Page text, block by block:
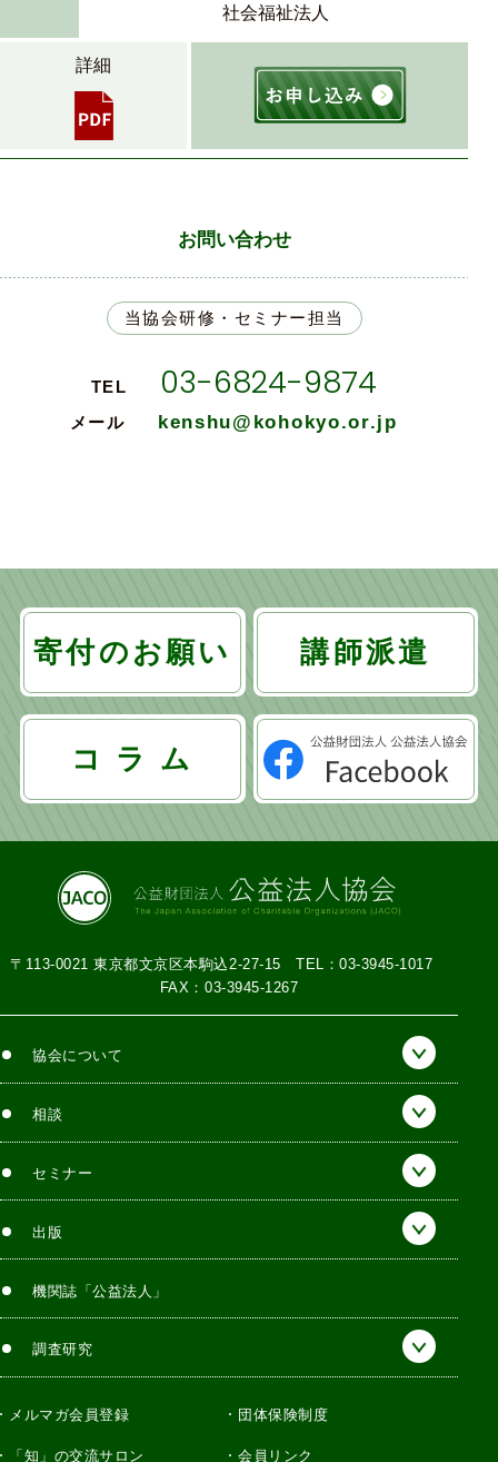
社会福祉法人
詳細
お問い合わせ
当協会研修・セミナー担当
TEL 03-6824-9874
メール kenshu@kohokyo.or.jp
寄付のお願い 講師派遣
コ ラ ム
〒113-0021 東京都文京区本駒込2-27-15TEL：03-3945-1017
FAX：03-3945-1267
協会について
相談
セミナー
出版
機関誌「公益法人」
調査研究
メルマガ会員登録 団体保険制度
「知」の交流サロン 会員リンク